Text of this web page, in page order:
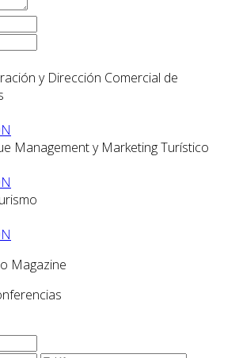
y Dirección Comercial de
Management y Marketing Turístico
Magazine